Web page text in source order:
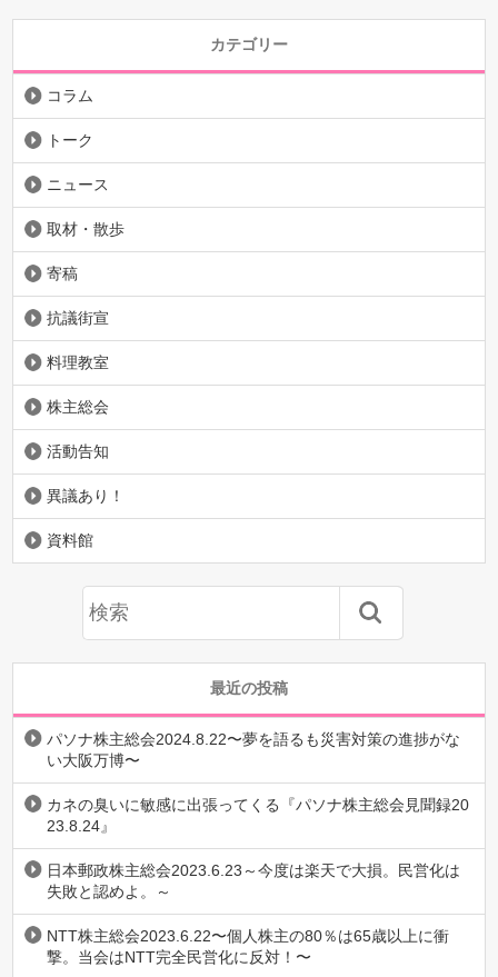
カテゴリー
コラム
トーク
ニュース
取材・散歩
寄稿
抗議街宣
料理教室
株主総会
活動告知
異議あり！
資料館
最近の投稿
パソナ株主総会2024.8.22〜夢を語るも災害対策の進捗がな
い大阪万博〜
カネの臭いに敏感に出張ってくる『パソナ株主総会見聞録20
23.8.24』
日本郵政株主総会2023.6.23～今度は楽天で大損。民営化は
失敗と認めよ。～
NTT株主総会2023.6.22〜個人株主の80％は65歳以上に衝
撃。当会はNTT完全民営化に反対！〜